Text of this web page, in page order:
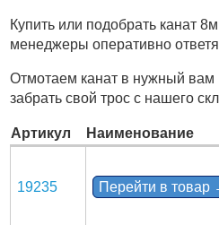
Купить или подобрать канат
менеджеры оперативно
Отмотаем канат в нужный вам
забрать свой трос с нашего
Артикул Наименование
19235 Перейти в товар